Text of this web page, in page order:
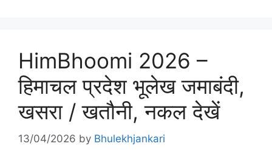
HimBhoomi 2026 –
हिमाचल प्रदेश भूलेख जमाबंदी,
खसरा / खतौनी, नकल देखें
13/04/2026 by Bhulekhjankari